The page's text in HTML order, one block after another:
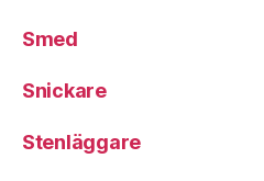
Smed
Snickare
Stenläggare